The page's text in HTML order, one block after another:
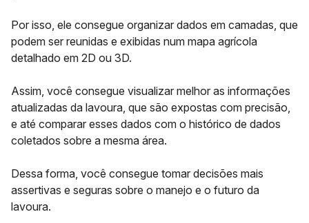
Por isso, ele consegue organizar dados em camadas, que
podem ser reunidas e exibidas num mapa agrícola
detalhado em 2D ou 3D.
Assim, você consegue visualizar melhor as informações
atualizadas da lavoura, que são expostas com precisão,
e até comparar esses dados com o histórico de dados
coletados sobre a mesma área.
Dessa forma, você consegue tomar decisões mais
assertivas e seguras sobre o manejo e o futuro da
lavoura.